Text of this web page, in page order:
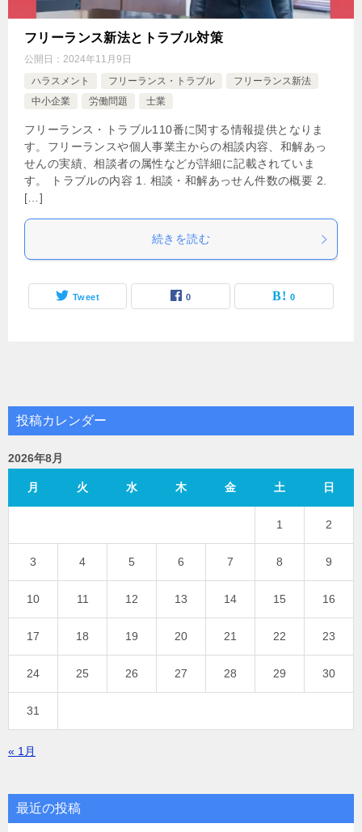
フリーランス新法とトラブル対策
公開日： 2024年11月9日
ハラスメント
フリーランス・トラブル
フリーランス新法
中小企業
労働問題 士業
フリーランス・トラブル110番に関する情報提供となりま
す。フリーランスや個人事業主からの相談内容、和解あっ
せんの実績、相談者の属性などが詳細に記載されていま
す。 トラブルの内容 1. 相談・和解あっせん件数の概要 2.
[…]
続きを読む
Tweet 0 0
投稿カレンダー
2026年8月
月 火 水 木 金 土 日
1 2
3 4 5 6 7 8 9
10 11 12 13 14 15 16
17 18 19 20 21 22 23
24 25 26 27 28 29 30
31
« 1月
最近の投稿